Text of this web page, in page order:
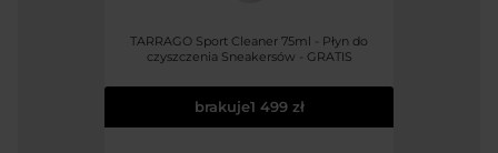
TARRAGO Sport Cleaner 75ml - Płyn do
czyszczenia Sneakersów - GRATIS
brakuje1 499 zł